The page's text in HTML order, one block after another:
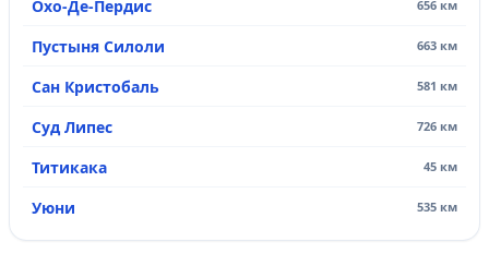
Охо-Де-Пердис 656 км
Пустыня Силоли 663 км
Сан Кристобаль 581 км
Суд Липес 726 км
Титикака 45 км
Уюни 535 км